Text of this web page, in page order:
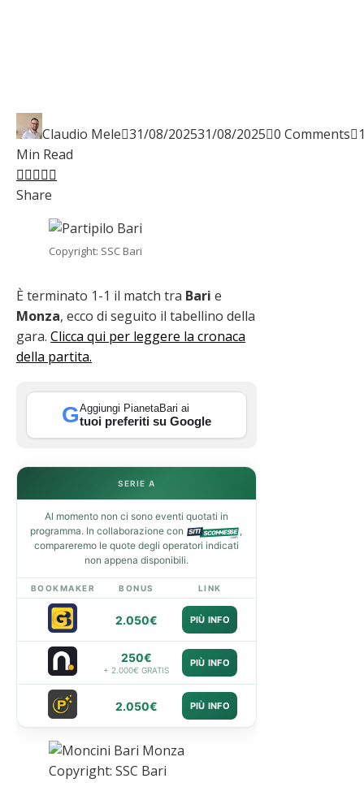
Claudio Mele 31/08/202531/08/2025 0 Comments
Min Read
Facebook
Twitter
LinkedIn
Pinterest
Stumbleupon
Share
Copyright: SSC Bari
È terminato 1-1 il match tra Bari e
Monza, ecco di seguito il tabellino della
gara. Clicca qui per leggere la cronaca
della partita.
GAggiungi PianetaBari ai
tuoi preferiti su Google
SERIE A
Al momento non ci sono eventi quotati in
programma. In collaborazione con
,
compareremo le quote degli operatori indicati
non appena disponibili.
BOOKMAKER BONUS LINK
2.050€ PIÙ INFO
250€
+ 2.000€ GRATIS
PIÙ INFO
2.050€ PIÙ INFO
Copyright: SSC Bari